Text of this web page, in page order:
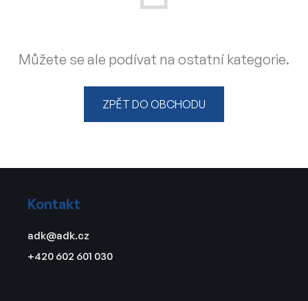
Můžete se ale podívat na ostatní kategorie.
ZPĚT DO OBCHODU
Kontakt
adk@adk.cz
+420 602 601 030